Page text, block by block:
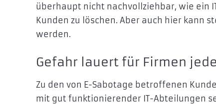
überhaupt nicht nachvollziehbar, wie ein
Kunden zu löschen. Aber auch hier kann
werden.
Gefahr lauert für Firmen
Zu den von E-Sabotage betroffenen
mit gut funktionierender IT-Abteilungen